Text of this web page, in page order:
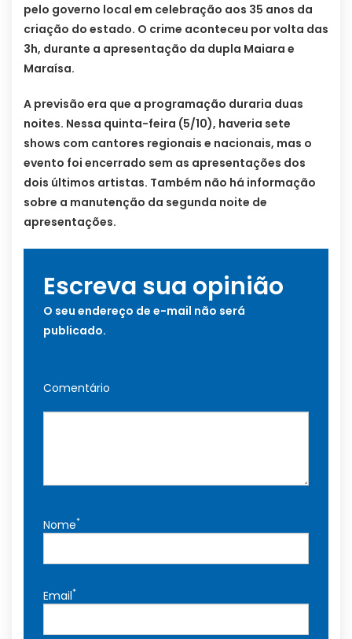
pelo governo local em celebração aos 35 anos da
criação do estado. O crime aconteceu por volta das
3h, durante a apresentação da dupla Maiara e
Maraísa.
A previsão era que a programação duraria duas
noites. Nessa quinta-feira (5/10), haveria sete
shows com cantores regionais e nacionais, mas o
evento foi encerrado sem as apresentações dos
dois últimos artistas. Também não há informação
sobre a manutenção da segunda noite de
apresentações.
Escreva sua opinião
O seu endereço de e-mail não será
publicado.
Comentário
Nome*
Email*